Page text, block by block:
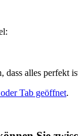
dass alles perfekt
Tab geöffnet.